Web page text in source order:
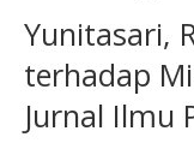
Yunitasari,
terhadap
Jurnal Ilmu